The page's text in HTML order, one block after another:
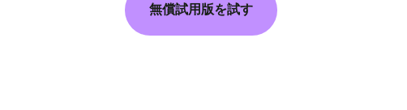
無償試用版を試す